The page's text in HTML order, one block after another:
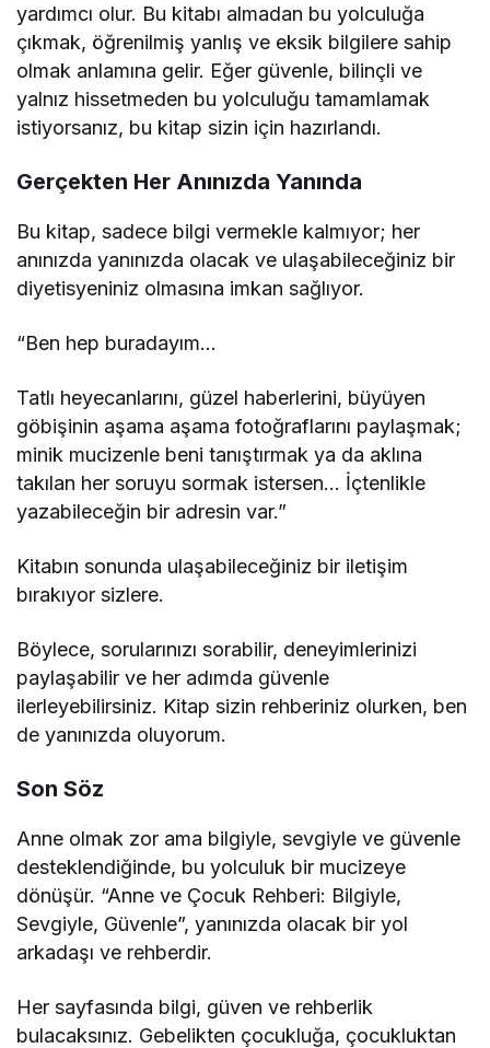
yardımcı olur. Bu kitabı almadan bu yolculuğa
çıkmak, öğrenilmiş yanlış ve eksik bilgilere sahip
olmak anlamına gelir. Eğer güvenle, bilinçli ve
yalnız hissetmeden bu yolculuğu tamamlamak
istiyorsanız, bu kitap sizin için hazırlandı.
Gerçekten Her Anınızda Yanında
Bu kitap, sadece bilgi vermekle kalmıyor; her
anınızda yanınızda olacak ve ulaşabileceğiniz bir
diyetisyeniniz olmasına imkan sağlıyor.
“Ben hep buradayım…
Tatlı heyecanlarını, güzel haberlerini, büyüyen
göbişinin aşama aşama fotoğraflarını paylaşmak;
minik mucizenle beni tanıştırmak ya da aklına
takılan her soruyu sormak istersen… İçtenlikle
yazabileceğin bir adresin var.”
Kitabın sonunda ulaşabileceğiniz bir iletişim
bırakıyor sizlere.
Böylece, sorularınızı sorabilir, deneyimlerinizi
paylaşabilir ve her adımda güvenle
ilerleyebilirsiniz. Kitap sizin rehberiniz olurken, ben
de yanınızda oluyorum.
Son Söz
Anne olmak zor ama bilgiyle, sevgiyle ve güvenle
desteklendiğinde, bu yolculuk bir mucizeye
dönüşür. “Anne ve Çocuk Rehberi: Bilgiyle,
Sevgiyle, Güvenle”, yanınızda olacak bir yol
arkadaşı ve rehberdir.
Her sayfasında bilgi, güven ve rehberlik
bulacaksınız. Gebelikten çocukluğa, çocukluktan